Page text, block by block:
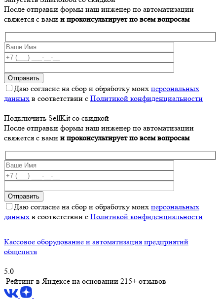
После отправки формы наш инженер по автоматизации
свяжется с вами и проконсультирует по всем вопросам
Даю согласие на сбор и обработку моих персональных
данных в соответствии с Политикой конфиденциальности
Подключить SellKit со скидкой
После отправки формы наш инженер по автоматизации
свяжется с вами и проконсультирует по всем вопросам
Даю согласие на сбор и обработку моих персональных
данных в соответствии с Политикой конфиденциальности
Кассовое оборудование и автоматизация предприятий
общепита
5.0
Рейтинг в Яндексе на основании 215+ отзывов